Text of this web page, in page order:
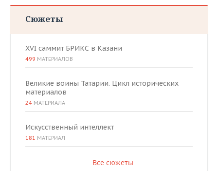
Сюжеты
XVI саммит БРИКС в Казани
499 МАТЕРИАЛОВ
Великие воины Татарии. Цикл исторических
материалов
24 МАТЕРИАЛА
Искусственный интеллект
181 МАТЕРИАЛ
Все сюжеты